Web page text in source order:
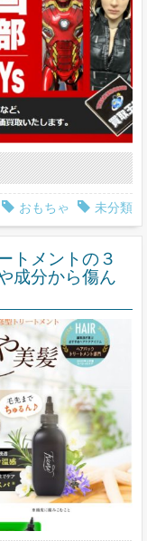
おもちゃ 未分類
トメントの３
成分から傷ん